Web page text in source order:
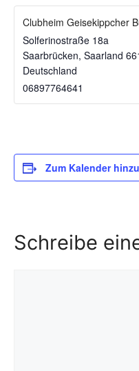
Clubheim Geisekippcher
Solferinostraße 18a
Saarbrücken, Saarland
Deutschland
06897764641
Zum Kalender
Schreibe